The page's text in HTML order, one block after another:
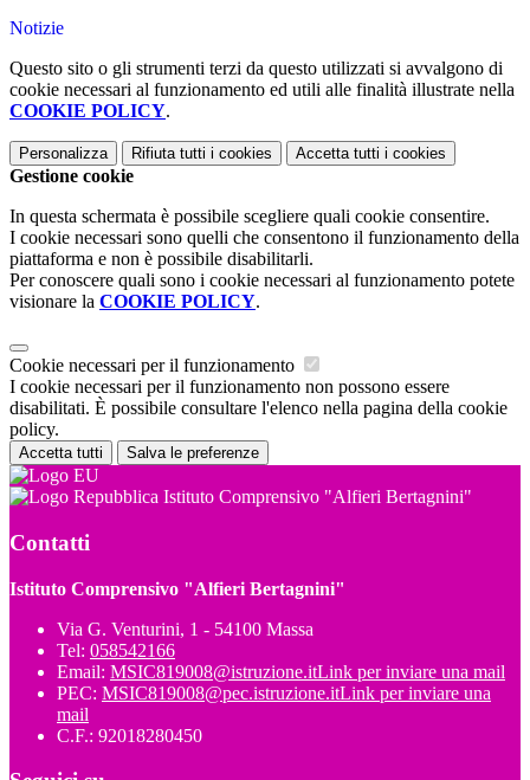
Notizie
Questo sito o gli strumenti terzi da questo utilizzati si avvalgono di
cookie necessari al funzionamento ed utili alle finalità illustrate nella
COOKIE POLICY.
Personalizza Rifiuta tutti i cookies Accetta tutti i cookies
Gestione cookie
In questa schermata è possibile scegliere quali cookie consentire.
I cookie necessari sono quelli che consentono il funzionamento della
piattaforma e non è possibile disabilitarli.
Per conoscere quali sono i cookie necessari al funzionamento potete
visionare la COOKIE POLICY.
Cookie necessari per il funzionamento
I cookie necessari per il funzionamento non possono essere
disabilitati. È possibile consultare l'elenco nella pagina della cookie
policy.
Accetta tutti Salva le preferenze
Istituto Comprensivo "Alfieri Bertagnini"
Contatti
Istituto Comprensivo "Alfieri Bertagnini"
Via G. Venturini, 1 - 54100 Massa
Tel: 058542166
Email: MSIC819008@istruzione.itLink per inviare una mail
PEC: MSIC819008@pec.istruzione.itLink per inviare una
mail
C.F.: 92018280450